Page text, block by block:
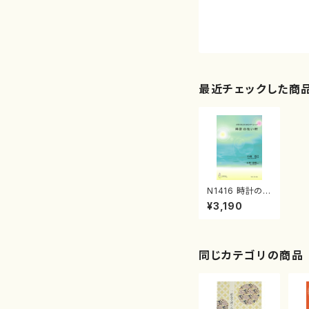
最近チェックした商
N1416 時計のな
い村（合唱オペレ
ッタ/中西 覚/
¥3,190
同じカテゴリの商品